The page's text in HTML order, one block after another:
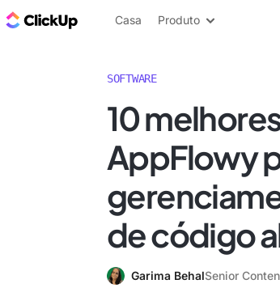
ClickUp Blogue
Casa Produto
SOFTWARE
10
AppFlowy
de código
Garima BehalSenior